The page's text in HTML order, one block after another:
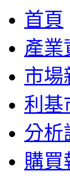
首頁
產業
市場
利基
分析
購買